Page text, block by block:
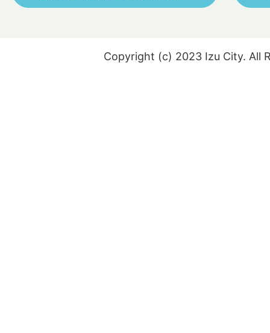
Copyright (c) 2023 Izu City. All